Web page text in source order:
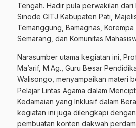
Tengah. Hadir pula perwakilan dari
Sinode GITJ Kabupaten Pati,
Temanggung, Bamagnas,
Semarang, dan Komunitas
Narasumber utama kegiatan ini,
Ma’arif, M.Ag., Guru Besar
Walisongo, menyampaikan materi
Pelajar Lintas Agama dalam
Kedamaian yang Inklusif dalam
kegiatan ini juga dilengkapi
pembuatan konten dakwah